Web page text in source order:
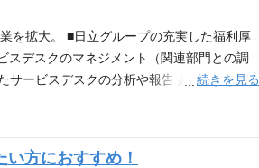
アピールポイント 【日立グループ企業の一
た幅広いＩＣＴソリューションサービスを
を拡大。 ■日立グループの充実した福利厚
デスクのマネジメント（関連部門との調
サービスデスクの分析や報告 必要な能力・
スデスクの経験または業務知識のある方
て】製薬企業を中心としたヘルスケア業界
続きを見る
方におすすめ！